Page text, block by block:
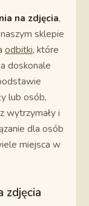
na zdjęcia,
sklepie
odbitki, które
doskonale
lub osób,
wytrzymały i
dla osób
miejsca w
zdjęcia